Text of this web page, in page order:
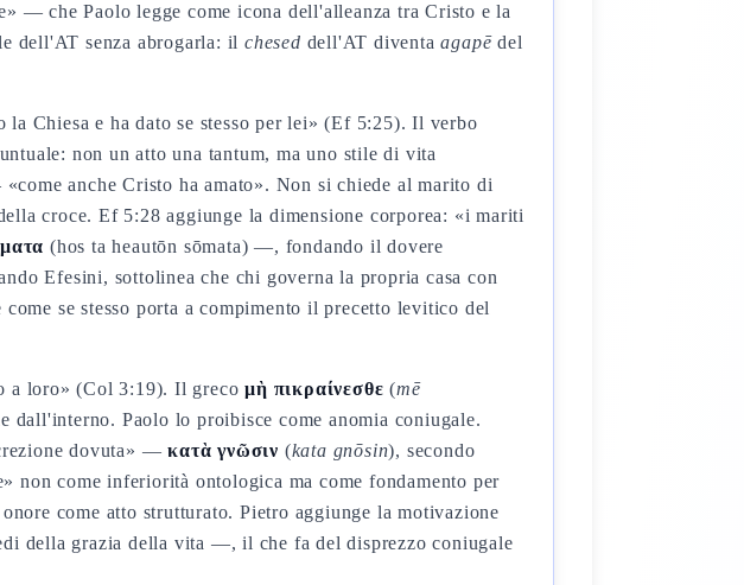
— che Paolo legge come icona dell'alleanza tra Cristo e la
dell'AT senza abrogarla: il chesed dell'AT diventaagapēdel
Chiesa e ha dato se stesso per lei» (Ef 5:25). Il verbo
non un atto una tantum, ma uno stile di vita
anche Cristo ha amato». Non si chiede al marito di
croce. Ef 5:28 aggiunge la dimensione corporea: «i mariti
(hos ta heautōn sōmata) —, fondando il dovere
Efesini, sottolinea che chi governa la propria casa con
se stesso porta a compimento il precetto levitico del
a loro» (Col 3:19). Il grecoμὴ πικραίνεσθε (mē
dall'interno. Paolo lo proibisce come anomia coniugale.
dovuta» —κατὰ γνῶσιν (kata gnōsin), secondo
non come inferiorità ontologica ma come fondamento per
onore come atto strutturato. Pietro aggiunge la motivazione
della grazia della vita —, il che fa del disprezzo coniugale